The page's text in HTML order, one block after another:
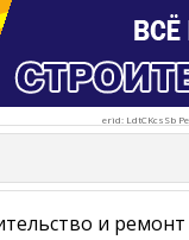
erid: LdtCKcsSb
и ремонт